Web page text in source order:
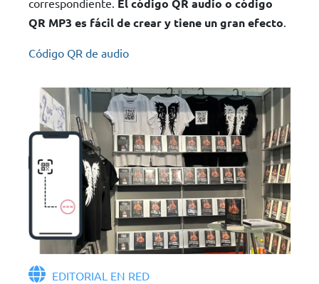
correspondiente. El código QR audio o código
QR MP3 es fácil de crear y tiene un gran efecto.
Código QR de audio
EDITORIAL EN RED